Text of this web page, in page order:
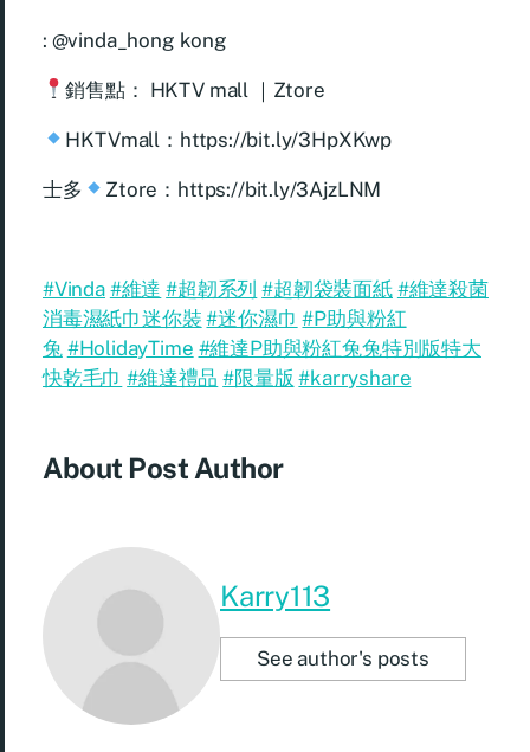
: @vinda_hong kong
銷售點： HKTV mall ｜Ztore
HKTVmall： https://bit.ly/3HpXKwp
士多 Ztore： https://bit.ly/3AjzLNM
#Vinda #維達 #超韌系列 #超韌袋裝面紙 #維達殺菌
消毒濕紙巾迷你裝 #迷你濕巾 #P助與粉紅
兔 #HolidayTime #維達P助與粉紅兔兔特別版特大
快乾毛巾 #維達禮品 #限量版 #karryshare
About Post Author
Karry113
See author's posts